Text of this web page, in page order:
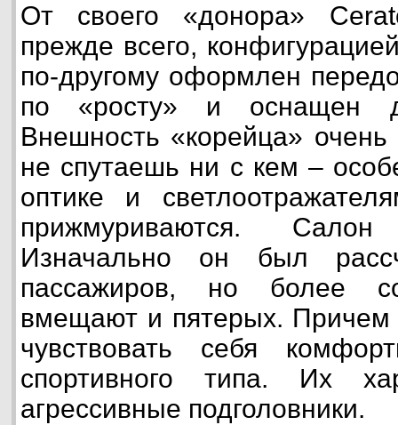
От своего «донора»
прежде всего,
по-другому оформлен
по «росту» и оснащен
Внешность «корейца»
не спутаешь ни с кем –
оптике и
прижмуриваются.
Изначально он был
пассажиров, но более
вмещают и пятерых. Причем
чувствовать себя
спортивного типа. Их
агрессивные подголовники.